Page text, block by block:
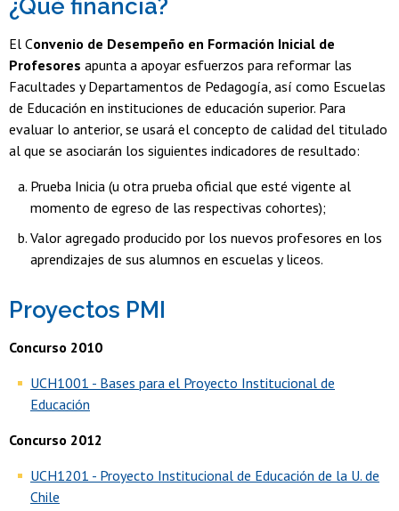
¿Qué financia?
El Convenio de Desempeño en Formación Inicial de
Profesores apunta a apoyar esfuerzos para reformar las
Facultades y Departamentos de Pedagogía, así como Escuelas
de Educación en instituciones de educación superior. Para
evaluar lo anterior, se usará el concepto de calidad del titulado
al que se asociarán los siguientes indicadores de resultado:
Prueba Inicia (u otra prueba oficial que esté vigente al
momento de egreso de las respectivas cohortes);
Valor agregado producido por los nuevos profesores en los
aprendizajes de sus alumnos en escuelas y liceos.
Proyectos PMI
Concurso 2010
UCH1001 - Bases para el Proyecto Institucional de
Educación
Concurso 2012
UCH1201 - Proyecto Institucional de Educación de la U. de
Chile